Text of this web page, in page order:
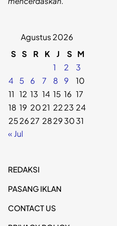
Agustus 2026
S S R K J S M
1
2
3
4
5 6 7 8 9
10
11 12 13 14 15 16 17
18 19 2021 2223 24
252627 28293031
« Jul
REDAKSI
PASANG IKLAN
CONTACT US